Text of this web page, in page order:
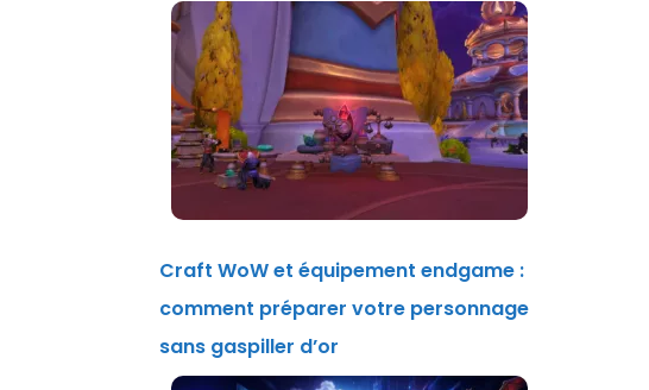
Craft WoW et équipement endgame :
comment préparer votre personnage
sans gaspiller d’or